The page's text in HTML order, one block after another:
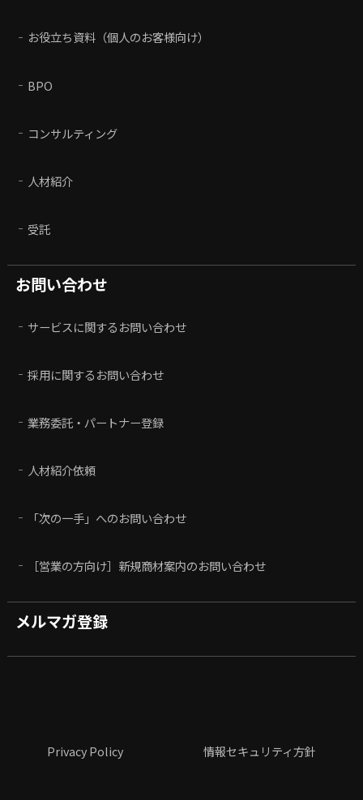
お役立ち資料（個人のお客様向け）
BPO
コンサルティング
人材紹介
受託
お問い合わせ
サービスに関するお問い合わせ
採用に関するお問い合わせ
業務委託・パートナー登録
人材紹介依頼
「次の一手」へのお問い合わせ
［営業の方向け］新規商材案内のお問い合わせ
メルマガ登録
Privacy Policy 情報セキュリティ方針